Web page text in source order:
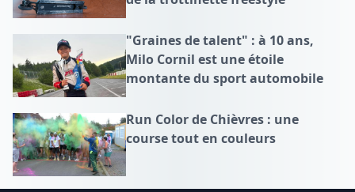
"Graines de talent" : à 10 ans,
Milo Cornil est une étoile
montante du sport automobile
Run Color de Chièvres : une
course tout en couleurs